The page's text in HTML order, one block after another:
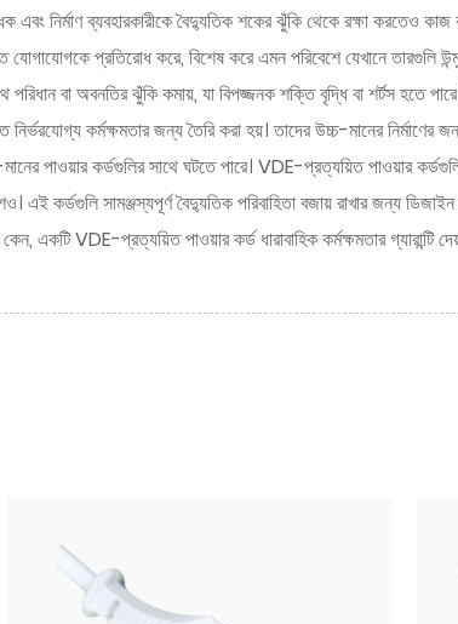
এবং নির্মাণ ব্যবহারকারীকে বৈদ্যুতিক শকের ঝুঁকি থেকে রক্ষা
যোগাযোগকে প্রতিরোধ করে, বিশেষ করে এমন পরিবেশে যেখানে তারগুলি
বা অবনতির ঝুঁকি কমায়, যা বিপজ্জনক শক্তি বৃদ্ধি বা শর্টস হতে
নির্ভরযোগ্য কর্মক্ষমতার জন্য তৈরি করা হয়। তাদের উচ্চ-মানের
পাওয়ার কর্ডগুলির সাথে ঘটতে পারে। VDE-প্রত্যয়িত পাওয়ার
এই কর্ডগুলি সামঞ্জস্যপূর্ণ বৈদ্যুতিক পরিবাহিতা বজায় রাখার জন্য
একটি VDE-প্রত্যয়িত পাওয়ার কর্ড ধারাবাহিক কর্মক্ষমতার